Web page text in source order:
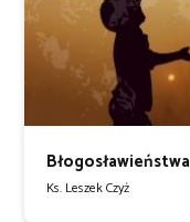
Błogosławieństwa
Ks. Leszek Czyż